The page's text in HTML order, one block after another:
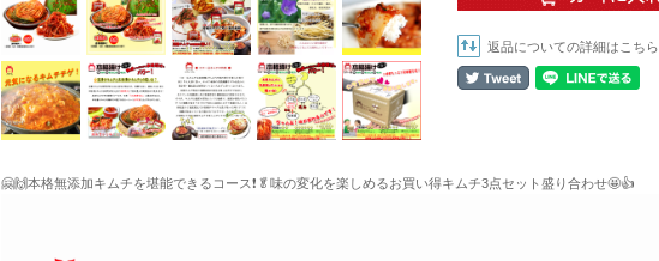
返品についての詳細はこちら
🤗🙌本格無添加キムチを堪能できるコース❗🥬味の変化を楽しめるお買い得キムチ3点セット盛り合わせ🤩👍